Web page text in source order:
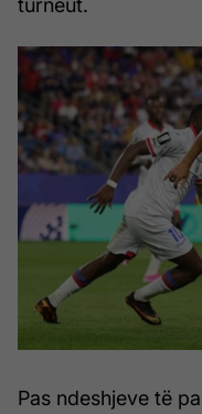
Pas ndeshjeve të